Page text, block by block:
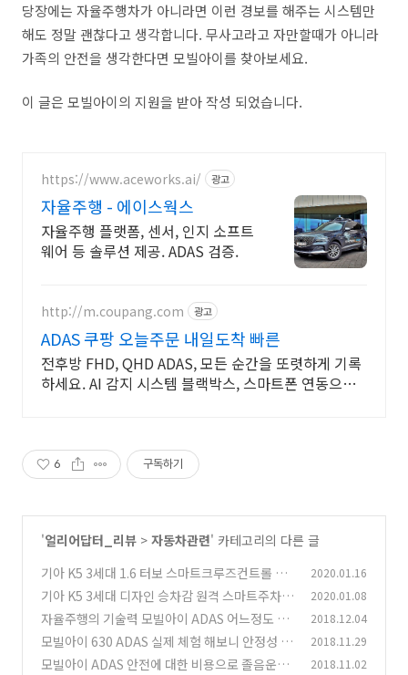
당장에는 자율주행차가 아니라면 이런 경보를 해주는 시스템만
해도 정말 괜찮다고 생각합니다. 무사고라고 자만할때가 아니라
가족의 안전을 생각한다면 모빌아이를 찾아보세요.
이 글은 모빌아이의 지원을 받아 작성 되었습니다.
https://www.aceworks.ai/ 광고
자율주행 - 에이스웍스
자율주행 플랫폼, 센서, 인지 소프트
웨어 등 솔루션 제공. ADAS 검증.
http://m.coupang.com 광고
ADAS 쿠팡 오늘주문 내일도착 빠른
전후방 FHD, QHD ADAS, 모든 순간을 또렷하게 기록
하세요. AI 감지 시스템 블랙박스, 스마트폰 연동으로
6 구독하기
'얼리어답터_리뷰 > 자동차관련' 카테고리의 다른 글
기아 K5 3세대 1.6 터보 스마트크루즈컨트롤 스
마트한 주차 실제 타면서 편했던 점
(3)
2020.01.16
기아 K5 3세대 디자인 승차감 원격 스마트주차
보조 첫느낌
(5)
2020.01.08
자율주행의 기술력 모빌아이 ADAS 어느정도 기
술까지 왔는가
(1)
2018.12.04
모빌아이 630 ADAS 실제 체험 해보니 안정성 놀
라워
(0)
2018.11.29
모빌아이 ADAS 안전에 대한 비용으로 졸음운전
2018.11.02